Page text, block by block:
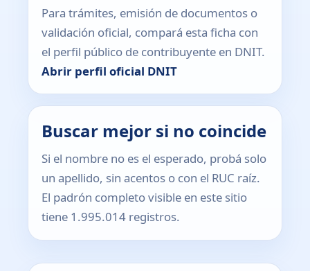
Para trámites, emisión de documentos o
validación oficial, compará esta ficha con
el perfil público de contribuyente en DNIT.
Abrir perfil oficial DNIT
Buscar mejor si no coincide
Si el nombre no es el esperado, probá solo
un apellido, sin acentos o con el RUC raíz.
El padrón completo visible en este sitio
tiene 1.995.014 registros.